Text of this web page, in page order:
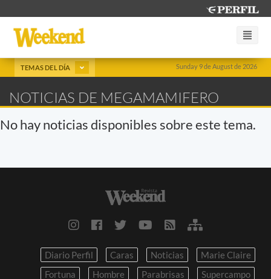
Sunday 9 de August de 2026
TEMAS DEL DÍA
NOTICIAS DE MEGAMAMIFERO
No hay noticias disponibles sobre este tema.
Diario Perfil Caras Noticias
Marie Claire
Fortuna
Hombre Parabrisas
Supercampo